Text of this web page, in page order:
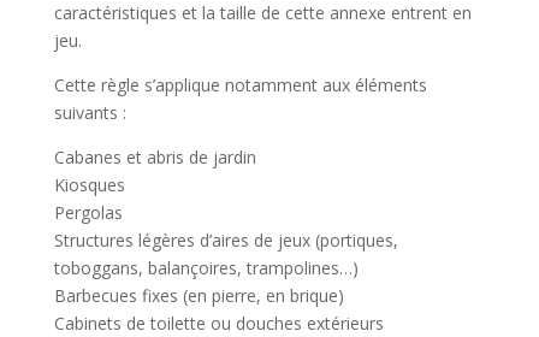
caractéristiques et la taille de cette annexe entrent en
jeu.
Cette règle s’applique notamment aux éléments
suivants :
Cabanes et abris de jardin
Kiosques
Pergolas
Structures légères d’aires de jeux (portiques,
toboggans, balançoires, trampolines…)
Barbecues fixes (en pierre, en brique)
Cabinets de toilette ou douches extérieurs